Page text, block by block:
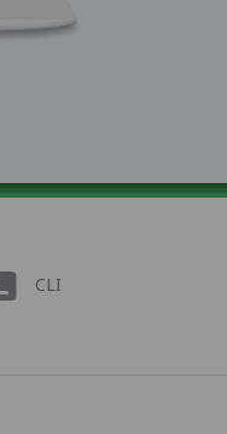
CLI